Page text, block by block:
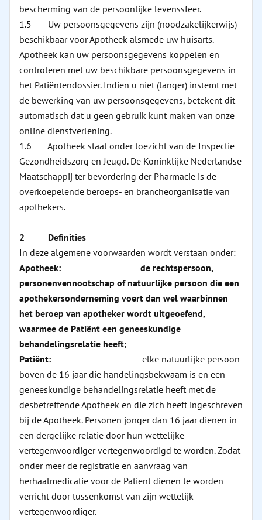
bescherming van de persoonlijke levenssfeer.
1.5 Uw persoonsgegevens zijn (noodzakelijkerwijs)
beschikbaar voor Apotheek alsmede uw huisarts.
Apotheek kan uw persoonsgegevens koppelen en
controleren met uw beschikbare persoonsgegevens in
het Patiëntendossier. Indien u niet (langer) instemt met
de bewerking van uw persoonsgegevens, betekent dit
automatisch dat u geen gebruik kunt maken van onze
online dienstverlening.
1.6 Apotheek staat onder toezicht van de Inspectie
Gezondheidszorg en Jeugd. De Koninklijke Nederlandse
Maatschappij ter bevordering der Pharmacie is de
overkoepelende beroeps- en brancheorganisatie van
apothekers.
2 Definities
In deze algemene voorwaarden wordt verstaan onder:
Apotheek: de rechtspersoon,
personenvennootschap of natuurlijke persoon die een
apothekersonderneming voert dan wel waarbinnen
het beroep van apotheker wordt uitgeoefend,
waarmee de Patiënt een geneeskundige
behandelingsrelatie heeft;
Patiënt: elke natuurlijke persoon
boven de 16 jaar die handelingsbekwaam is en een
geneeskundige behandelingsrelatie heeft met de
desbetreffende Apotheek en die zich heeft ingeschreven
bij de Apotheek. Personen jonger dan 16 jaar dienen in
een dergelijke relatie door hun wettelijke
vertegenwoordiger vertegenwoordigd te worden. Zodat
onder meer de registratie en aanvraag van
herhaalmedicatie voor de Patiënt dienen te worden
verricht door tussenkomst van zijn wettelijk
vertegenwoordiger.